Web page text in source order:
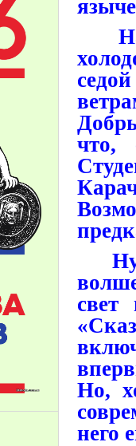
что,
Ну
свет
Но,
него